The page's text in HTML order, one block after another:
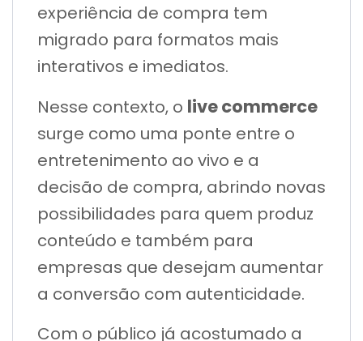
experiência de compra tem
migrado para formatos mais
interativos e imediatos.
Nesse contexto, o live commerce
surge como uma ponte entre o
entretenimento ao vivo e a
decisão de compra, abrindo novas
possibilidades para quem produz
conteúdo e também para
empresas que desejam aumentar
a conversão com autenticidade.
Com o público já acostumado a